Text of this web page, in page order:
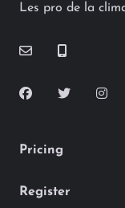
Les pro de la
Pricing
Register